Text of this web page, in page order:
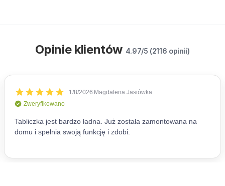
Opinie klientów 4.97/5 (2116 opinii)